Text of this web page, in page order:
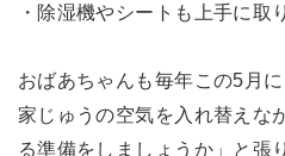
・除湿機やシートも上手に取
おばあちゃんも毎年この5月
家じゅうの空気を入れ替えな
る準備をしましょうか」と張